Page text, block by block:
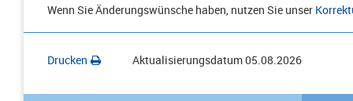
Wenn Sie Änderungswünsche haben, nutzen Sie unser
Drucken Aktualisierungsdatum05.08.2026